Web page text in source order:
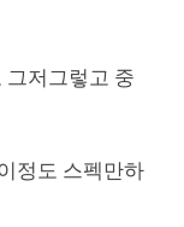
그저그렇고 중
정도 스펙만하